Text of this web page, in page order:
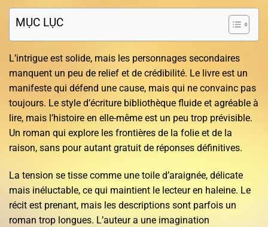
MỤC LỤC
L’intrigue est solide, mais les personnages secondaires
manquent un peu de relief et de crédibilité. Le livre est un
manifeste qui défend une cause, mais qui ne convainc pas
toujours. Le style d’écriture bibliothèque fluide et agréable à
lire, mais l’histoire en elle-même est un peu trop prévisible.
Un roman qui explore les frontières de la folie et de la
raison, sans pour autant gratuit de réponses définitives.
La tension se tisse comme une toile d’araignée, délicate
mais inéluctable, ce qui maintient le lecteur en haleine. Le
récit est prenant, mais les descriptions sont parfois un
roman trop longues. L’auteur a une imagination